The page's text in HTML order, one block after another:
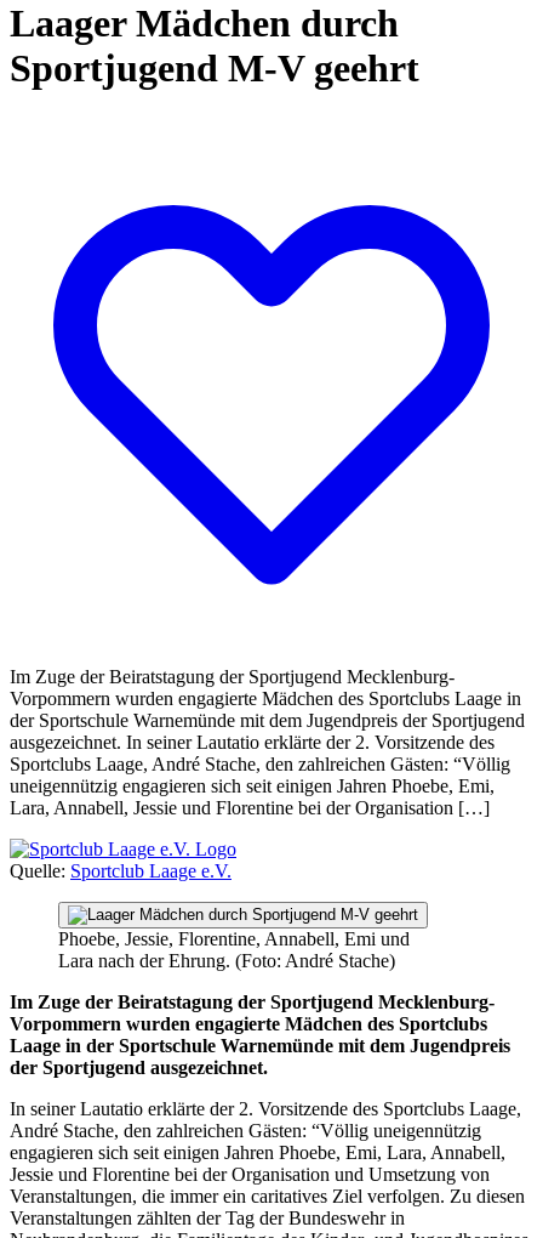
Laager Mädchen durch
Sportjugend M-V geehrt
Im Zuge der Beiratstagung der Sportjugend Mecklenburg-
Vorpommern wurden engagierte Mädchen des Sportclubs Laage in
der Sportschule Warnemünde mit dem Jugendpreis der Sportjugend
ausgezeichnet. In seiner Lautatio erklärte der 2. Vorsitzende des
Sportclubs Laage, André Stache, den zahlreichen Gästen: “Völlig
uneigennützig engagieren sich seit einigen Jahren Phoebe, Emi,
Lara, Annabell, Jessie und Florentine bei der Organisation […]
Quelle: Sportclub Laage e.V.
Phoebe, Jessie, Florentine, Annabell, Emi und
Lara nach der Ehrung. (Foto: André Stache)
Im Zuge der Beiratstagung der Sportjugend Mecklenburg-
Vorpommern wurden engagierte Mädchen des Sportclubs
Laage in der Sportschule Warnemünde mit dem Jugendpreis
der Sportjugend ausgezeichnet.
In seiner Lautatio erklärte der 2. Vorsitzende des Sportclubs Laage,
André Stache, den zahlreichen Gästen: “Völlig uneigennützig
engagieren sich seit einigen Jahren Phoebe, Emi, Lara, Annabell,
Jessie und Florentine bei der Organisation und Umsetzung von
Veranstaltungen, die immer ein caritatives Ziel verfolgen. Zu diesen
Veranstaltungen zählten der Tag der Bundeswehr in